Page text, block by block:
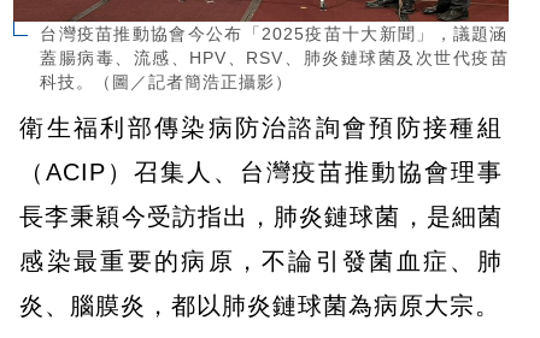
台灣疫苗推動協會今公布「2025疫苗十大新聞」，議題涵
蓋腸病毒、流感、HPV、RSV、肺炎鏈球菌及次世代疫苗
科技。（圖／記者簡浩正攝影）
衛生福利部傳染病防治諮詢會預防接種組
（ACIP）召集人、台灣疫苗推動協會理事
長李秉穎今受訪指出，肺炎鏈球菌，是細菌
感染最重要的病原，不論引發菌血症、肺
炎、腦膜炎，都以肺炎鏈球菌為病原大宗。